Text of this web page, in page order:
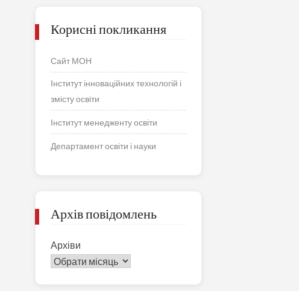
Корисні покликання
Сайт МОН
Інститут інноваційних технологій і
змісту освіти
Інститут менедженту освіти
Департамент освіти і науки
Архів повідомлень
Архіви